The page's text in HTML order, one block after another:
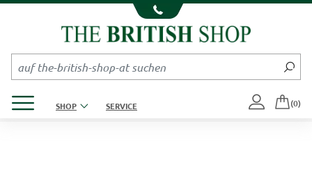
Kompletten Head der Seite überspringen
SHOP SERVICE (0)